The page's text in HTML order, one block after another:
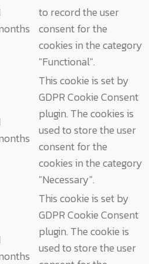
to record the user
consent for the
cookies in the category
"Functional".
This cookie is set by
GDPR Cookie Consent
plugin. The cookies is
used to store the user
consent for the
cookies in the category
"Necessary".
This cookie is set by
GDPR Cookie Consent
plugin. The cookie is
used to store the user